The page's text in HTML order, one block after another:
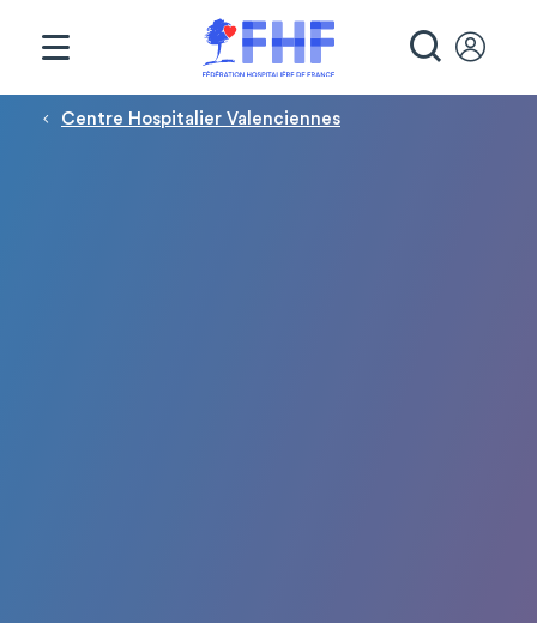
Fil d'Ariane
Centre Hospitalier Valenciennes
Panneau de gestion des cookies